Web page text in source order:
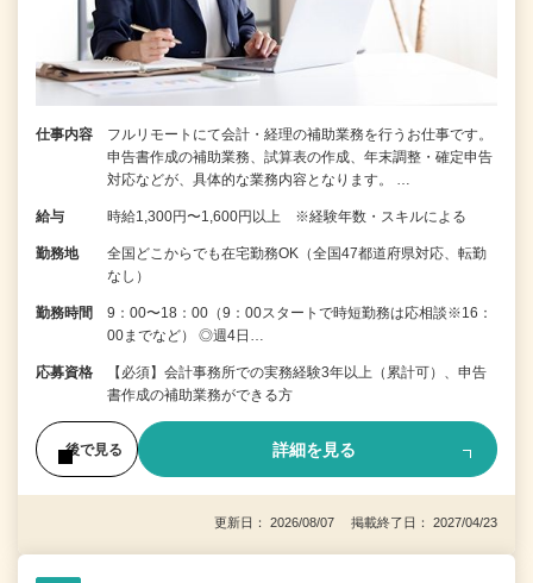
仕事内容
フルリモートにて会計・経理の補助業務を行うお仕事です。
申告書作成の補助業務、試算表の作成、年末調整・確定申告
対応などが、具体的な業務内容となります。 …
給与 時給1,300円〜1,600円以上 ※経験年数・スキルによる
勤務地
全国どこからでも在宅勤務OK（全国47都道府県対応、転勤
なし）
勤務時間
9：00〜18：00（9：00スタートで時短勤務は応相談※16：
00までなど） ◎週4日…
応募資格
【必須】会計事務所での実務経験3年以上（累計可）、申告
書作成の補助業務ができる方
後で見る 詳細を見る
更新日： 2026/08/07 掲載終了日： 2027/04/23